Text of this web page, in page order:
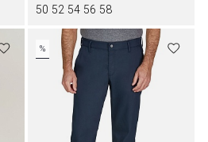
50 52 54 56 58
%